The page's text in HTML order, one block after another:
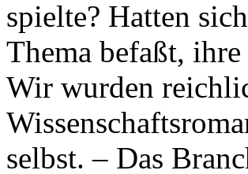
spielte? Hatten
Thema befaßt,
Wir wurden
selbst. – Das